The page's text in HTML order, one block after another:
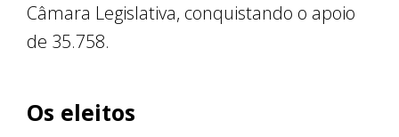
Câmara Legislativa, conquistando o apoio
de 35.758.
Os eleitos